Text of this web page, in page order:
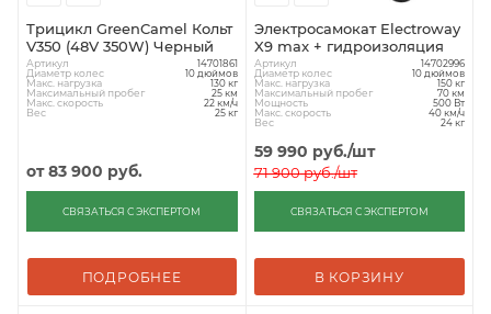
Трицикл GreenCamel Кольт
V350 (48V 350W) Черный
Артикул 14701861
Диаметр колес 10 дюймов
Макс. нагрузка 130 кг
Максимальный пробег 25 км
Макс. скорость 22 км/ч
Вес 25 кг
от83 900 руб.
СВЯЗАТЬСЯ С ЭКСПЕРТОМ
ПОДРОБНЕЕ
Электросамокат Electroway
X9 max + гидроизоляция
Артикул 14702996
Диаметр колес 10 дюймов
Макс. нагрузка 150 кг
Максимальный пробег 70 км
Мощность 500 Вт
Макс. скорость 40 км/ч
Вес 24 кг
59 990 руб./шт
71 900руб./шт
СВЯЗАТЬСЯ С ЭКСПЕРТОМ
В КОРЗИНУ